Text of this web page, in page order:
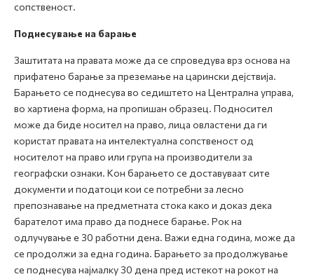
сопственост.
Поднесување на барање
Заштитата на правата може да се спроведува врз основа на
прифатено барање за преземање на царински дејствија.
Барањето се поднесува во седиштето на Централна управа,
во хартиена форма, на пропишан образец. Подносител
може да биде носител на право, лица овластени да ги
користат правата на интелектуална сопственост од
носителот на право или група на производители за
географски ознаки. Кон барањето се доставуваат сите
документи и податоци кои се потребни за лесно
препознавање на предметната стока како и доказ дека
барателот има право да поднесе барање. Рок на
одлучување е 30 работни дена. Важи една година, може да
се продолжи за една година. Барањето за продолжување
се поднесува најмалку 30 дена пред истекот на рокот на